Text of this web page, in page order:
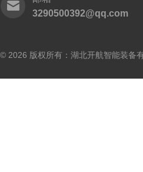
3290500392@qq.com
© 2026 版权所有：湖北开航智能装备